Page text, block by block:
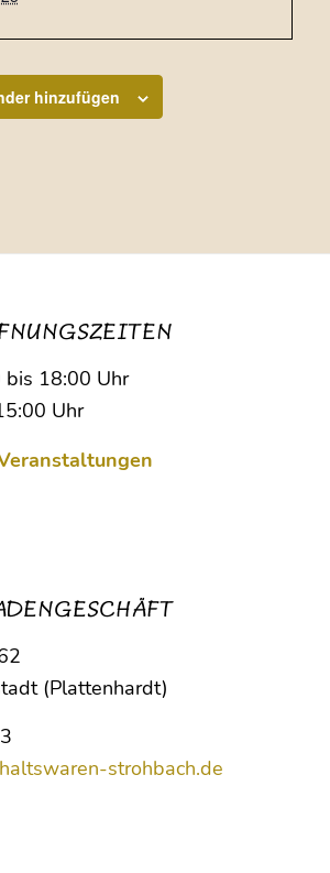
hinzufügen
18:00 Uhr
Uhr
(Plattenhardt)
strohbach.de